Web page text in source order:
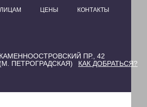
ЦЕНЫ КОНТАКТЫ
КАМЕННООСТРОВСКИЙ ПР., 42
(М. ПЕТРОГРАДСКАЯ)
КАК ДОБРАТЬСЯ?